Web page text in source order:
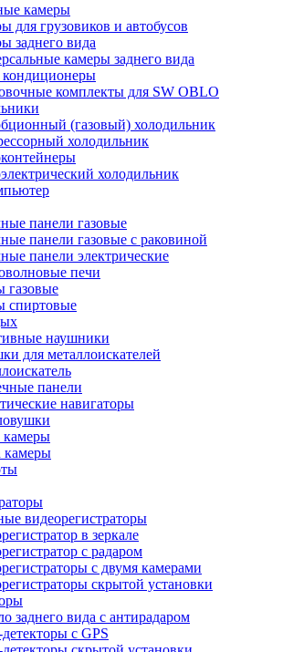
камеры
для грузовиков и автобусов
заднего вида
камеры заднего вида
комплекты для SW OBLO
(газовый) холодильник
холодильник
холодильник
панели газовые
панели газовые с раковиной
панели электрические
печи
газовые
спиртовые
наушники
для металлоискателей
панели
навигаторы
камеры
видеорегистраторы
в зеркале
с радаром
с двумя камерами
скрытой установки
заднего вида с антирадаром
с GPS